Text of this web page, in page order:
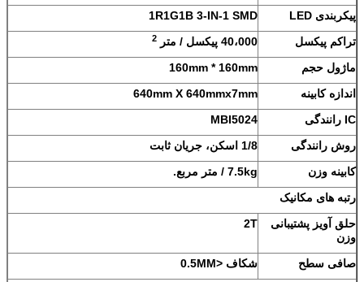
پیکربندی LED
1R1G1B 3-IN-1 SMD
تراکم پیکسل
40،000 پیکسل / متر 2
ماژول حجم
160mm * 160mm
اندازه کابینه
640mm X 640mmx7mm
IC رانندگی
MBI5024
روش رانندگی
1/8 اسکن، جریان ثابت
کابینه وزن
7.5kg / متر مربع.
رتبه های مکانیک
حلق آویز پشتیبانی
وزن
2T
صافی سطح
شکاف <0.5MM